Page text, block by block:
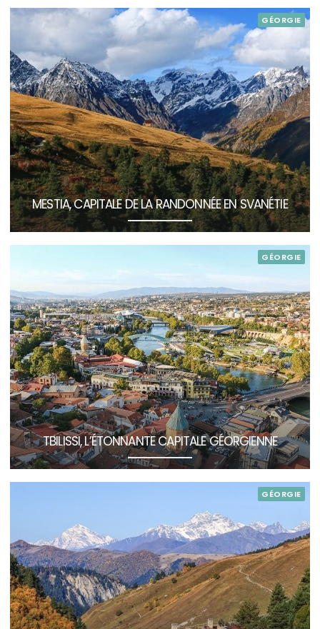
GÉORGIE
MESTIA, CAPITALE DE LA RANDONNÉE EN SVANÉTIE
GÉORGIE
TBILISSI, L’ÉTONNANTE CAPITALE GÉORGIENNE
GÉORGIE